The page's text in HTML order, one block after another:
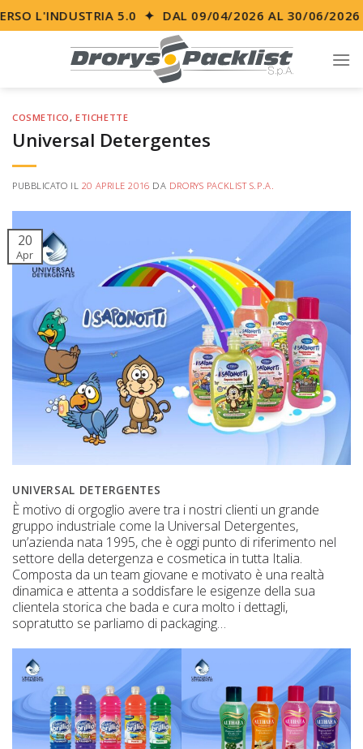
Skip
to
L'INDUSTRIA 5.0 ✦ DAL 09/04/2026 AL 30/06/2026
COSMETICO,ETICHETTE
Universal Detergentes
PUBBLICATO IL 20 APRILE 2016 DA DRORYS PACKLIST S.P.A.
20
Apr
UNIVERSAL DETERGENTES
È motivo di orgoglio avere tra i nostri clienti un grande
gruppo industriale come la Universal Detergentes,
un’azienda nata 1995, che è oggi punto di riferimento nel
settore della detergenza e cosmetica in tutta Italia.
Composta da un team giovane e motivato è una realtà
dinamica e attenta a soddisfare le esigenze della sua
clientela storica che bada e cura molto i dettagli,
sopratutto se parliamo di packaging…